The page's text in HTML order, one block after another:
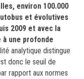
environ 100.000
et évolutives
2009 et avec la
une profonde
analytique distingue
donc le seuil de
rapport aux normes